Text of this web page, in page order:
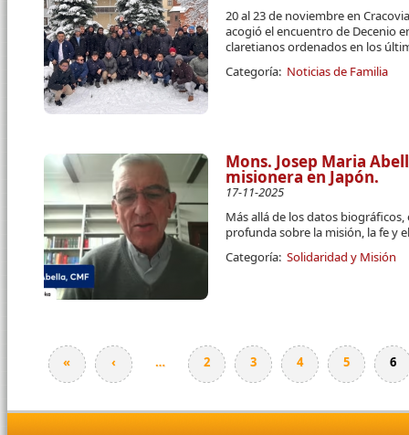
20 al 23 de noviembre en
acogió el encuentro de Decenio
claretianos ordenados en los
Categoría: Noticias de Familia
Mons. Josep Maria
misionera en Japón.
17-11-2025
Más allá de los datos
profunda sobre la misión, la fe y
Categoría: Solidaridad y Misión
Páginas
« ‹ … 2 3 4 5 6